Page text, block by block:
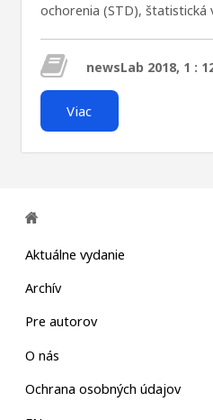
ochorenia (STD), štatistická
newsLab 2018, 1 :
Viac
Aktuálne vydanie
Archív
Pre autorov
O nás
Ochrana osobných údajov